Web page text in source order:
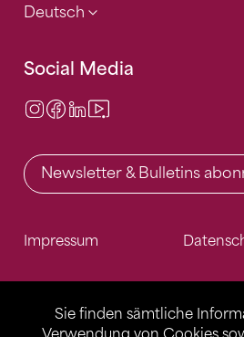
Sie finden sämtliche
Deutsch
Social Media
Instagram
Facebook
LinkedIn
Newsletter & Bulletins
Impressum